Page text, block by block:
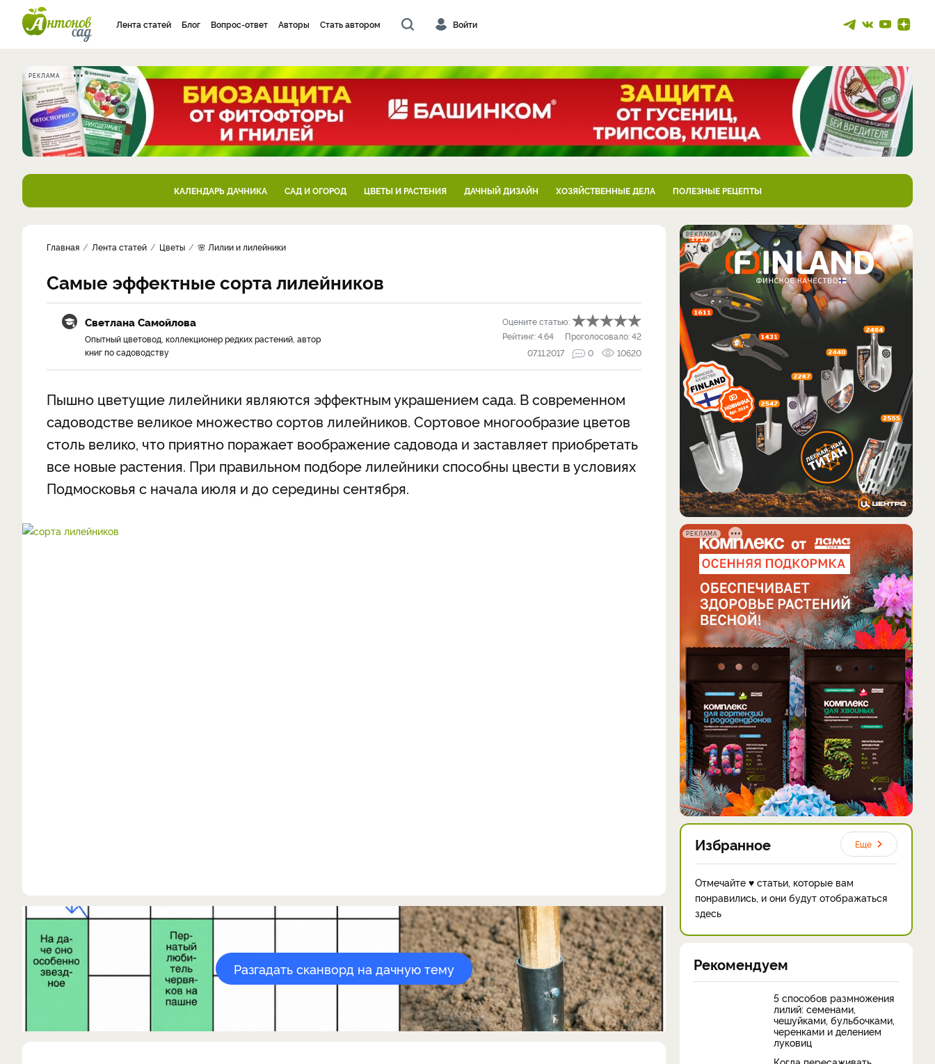
Лента статей Блог Вопрос-ответ Авторы Стать автором Войти
РЕКЛАМА
КАЛЕНДАРЬ ДАЧНИКА САД И ОГОРОД ЦВЕТЫ И РАСТЕНИЯ ДАЧНЫЙ ДИЗАЙН ХОЗЯЙСТВЕННЫЕ ДЕЛА ПОЛЕЗНЫЕ РЕЦЕПТЫ
Главная Лента статей Цветы 🌸 Лилии и лилейники
Самые эффектные сорта лилейников
Светлана Самойлова
Опытный цветовод, коллекционер редких растений, автор
книг по садоводству
Оцените статью:
Рейтинг:4.64 Проголосовало:42
07.11.2017
0 10620
Пышно цветущие лилейники являются эффектным украшением сада. В современном
садоводстве великое множество сортов лилейников. Сортовое многообразие цветов
столь велико, что приятно поражает воображение садовода и заставляет приобретать
все новые растения. При правильном подборе лилейники способны цвести в условиях
Подмосковья с начала июля и до середины сентября.
Разгадать сканворд на дачную тему
РЕКЛАМА
РЕКЛАМА
Избранное Еще
Отмечайте ♥ статьи, которые вам
понравились, и они будут отображаться
здесь
Рекомендуем
5 способов размножения
лилий: семенами,
чешуйками, бульбочками,
черенками и делением
луковиц